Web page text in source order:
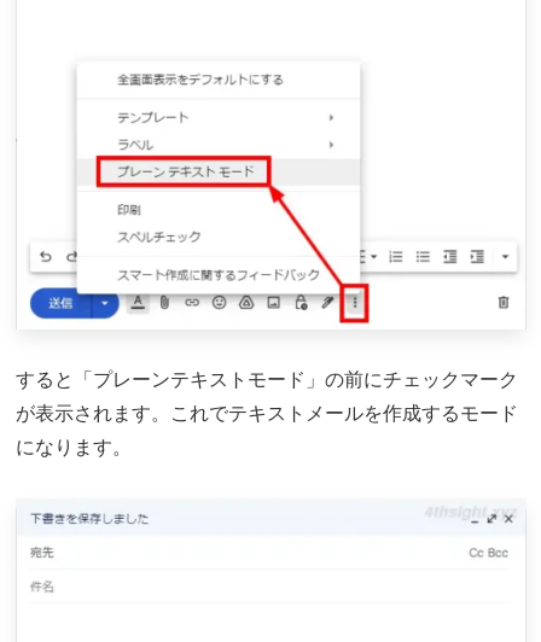
すると「プレーンテキストモード」の前にチェックマーク
が表示されます。これでテキストメールを作成するモード
になります。